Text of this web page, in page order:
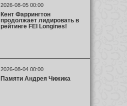
2026-08-05 00:00
Кент Фаррингтон
продолжает лидировать в
рейтинге FEI Longines!
2026-08-04 00:00
Памяти Андрея Чижика